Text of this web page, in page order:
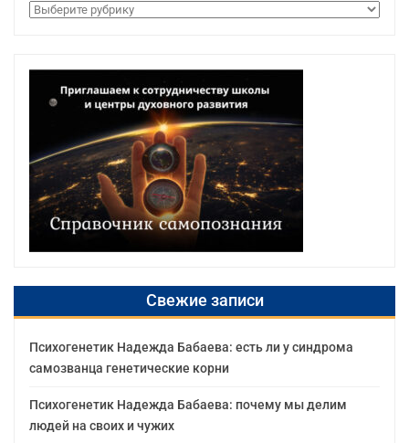
Рубрики
Свежие записи
Психогенетик Надежда Бабаева: есть ли у синдрома
самозванца генетические корни
Психогенетик Надежда Бабаева: почему мы делим
людей на своих и чужих